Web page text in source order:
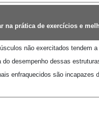
na prática de exercícios e
não exercitados tendem
desempenho dessas
enfraquecidos são